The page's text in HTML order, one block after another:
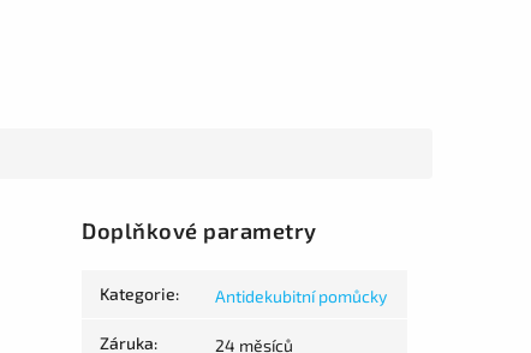
Doplňkové parametry
Kategorie: Antidekubitní pomůcky
Záruka: 24 měsíců